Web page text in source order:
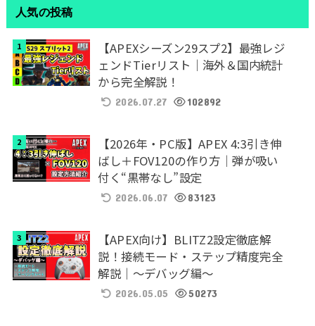
人気の投稿
【APEXシーズン29スプ2】最強レジ
ェンドTierリスト｜海外＆国内統計
から完全解説！
2026.07.27 102892
【2026年・PC版】APEX 4:3引き伸
ばし＋FOV120の作り方｜弾が吸い
付く“黒帯なし”設定
2026.06.07 83123
【APEX向け】BLITZ2設定徹底解
説！接続モード・ステップ精度完全
解説｜～デバッグ編～
2026.05.05 50273